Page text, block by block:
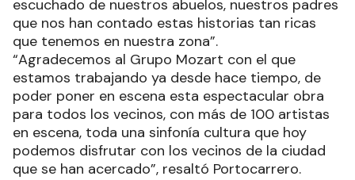
escuchado de nuestros abuelos, nuestros padres
que nos han contado estas historias tan ricas
que tenemos en nuestra zona”.
“Agradecemos al Grupo Mozart con el que
estamos trabajando ya desde hace tiempo, de
poder poner en escena esta espectacular obra
para todos los vecinos, con más de 100 artistas
en escena, toda una sinfonía cultura que hoy
podemos disfrutar con los vecinos de la ciudad
que se han acercado”, resaltó Portocarrero.